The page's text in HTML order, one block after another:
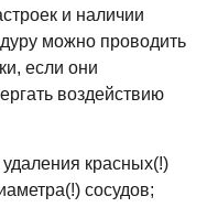
и наличии
можно проводить
если они
воздействию
красных(!)
сосудов;